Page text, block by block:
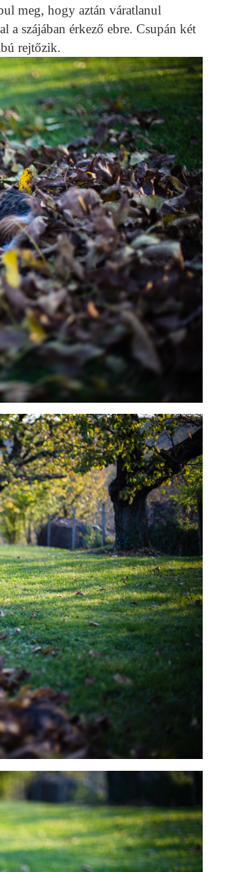
meg, hogy aztán váratlanul
a szájában érkező ebre. Csupán két
rejtőzik.